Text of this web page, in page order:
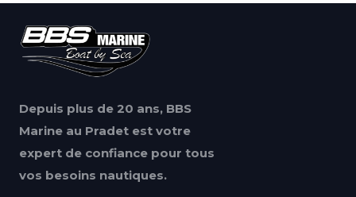
Depuis plus de 20 ans, BBS
Marine au Pradet est votre
expert de confiance pour tous
vos besoins nautiques.